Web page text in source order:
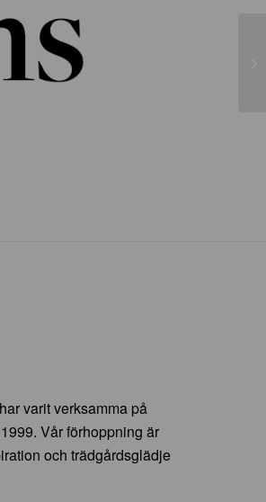
varit verksamma på
Vår förhoppning är
och trädgårdsglädje